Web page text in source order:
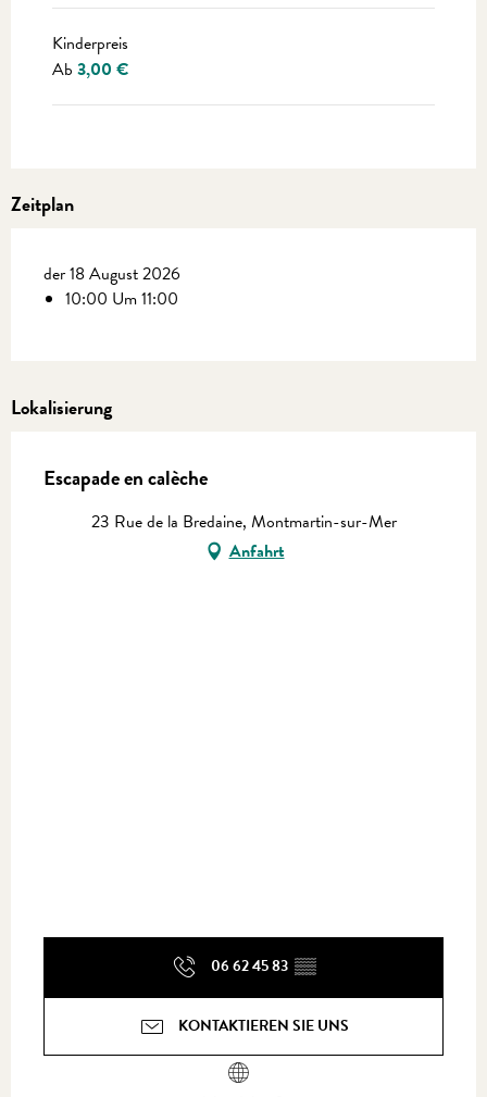
Kinderpreis
Ab 3,00 €
Zeitplan
der 18 August 2026
10:00 Um 11:00
Lokalisierung
Escapade en calèche
23 Rue de la Bredaine, Montmartin-sur-Mer
Anfahrt
06 62 45 83 ▒▒
KONTAKTIEREN SIE UNS